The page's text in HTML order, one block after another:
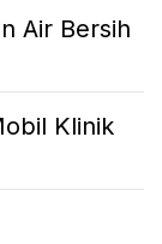
Air Bersih
Klinik